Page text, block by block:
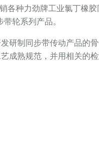
各种力劲牌工业氯丁橡
轮系列产品。
研制同步带传动产品的
成熟规范，并用相关的